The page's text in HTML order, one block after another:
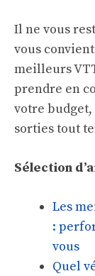
Il ne vous
vous
meilleurs
prendre en
votre
sorties tout
Sélection
Les
:
vous
Quel